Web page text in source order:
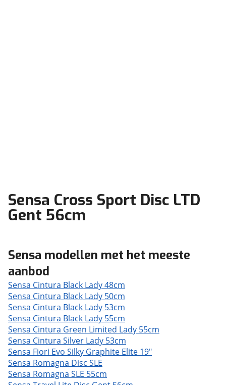
Sensa Cross Sport Disc LTD
Gent 56cm
Sensa modellen met het meeste
aanbod
Sensa Cintura Black Lady 48cm
Sensa Cintura Black Lady 50cm
Sensa Cintura Black Lady 53cm
Sensa Cintura Black Lady 55cm
Sensa Cintura Green Limited Lady 55cm
Sensa Cintura Silver Lady 53cm
Sensa Fiori Evo Silky Graphite Elite 19"
Sensa Romagna Disc SLE
Sensa Romagna SLE 55cm